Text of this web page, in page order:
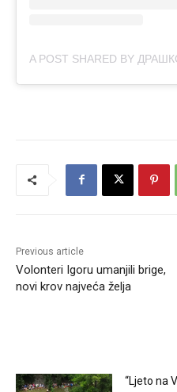
Previous article
Volonteri Igoru umanjili brige,
novi krov najveća želja
“Ljeto na